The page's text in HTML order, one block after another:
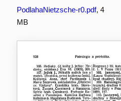
PodlahaNietzsche-r0.pdf, 4
MB